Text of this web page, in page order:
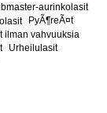
PyÃ¶reÃ¤t
Urheilulasit